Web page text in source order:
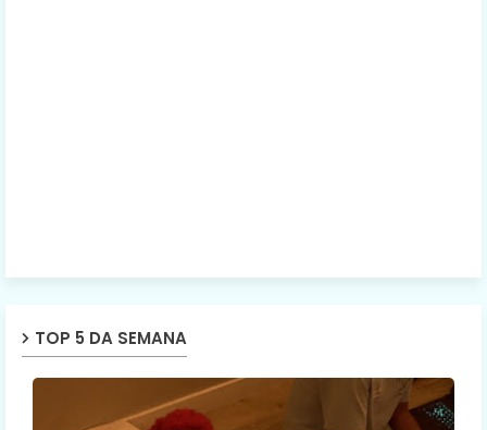
TOP 5 DA SEMANA